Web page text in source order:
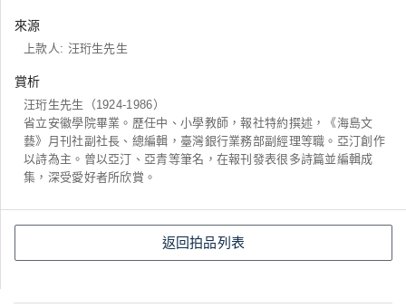
來源
上款人: 汪珩生先生
賞析
汪珩生先生（1924-1986）
省立安徽學院畢業。歷任中、小學教師，報社特約撰述，《海島文
藝》月刊社副社長、總編輯，臺灣銀行業務部副經理等職。亞汀創作
以詩為主。曾以亞汀、亞青等筆名，在報刊發表很多詩篇並編輯成
集，深受愛好者所欣賞。
返回拍品列表